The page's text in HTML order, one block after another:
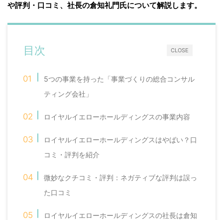
や評判・口コミ、社長の倉知礼門氏について解説します。
CLOSE
目次
5つの事業を持った「事業づくりの総合コンサル
ティング会社」
ロイヤルイエローホールディングスの事業内容
ロイヤルイエローホールディングスはやばい？口
コミ・評判を紹介
微妙なクチコミ・評判：ネガティブな評判は誤っ
た口コミ
ロイヤルイエローホールディングスの社長は倉知